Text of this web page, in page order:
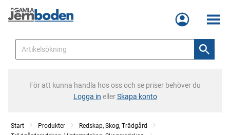
Meny
För att kunna handla hos oss och se priser behöver du
Logga in ellerSkapa konto
Start Produkter
Redskap, Skog, Trädgård